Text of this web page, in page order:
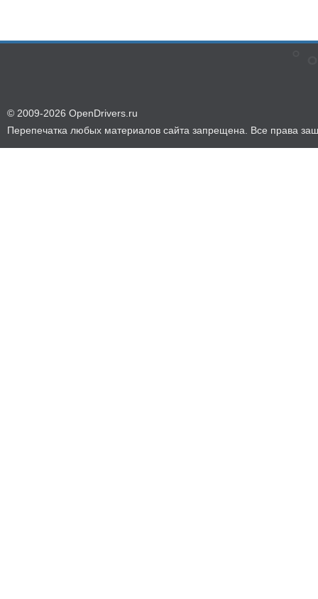
© 2009-2026 OpenDrivers.ru
Перепечатка любых материалов сайта запрещена. Все права